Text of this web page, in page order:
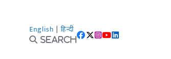
English | हिन्दी
Search